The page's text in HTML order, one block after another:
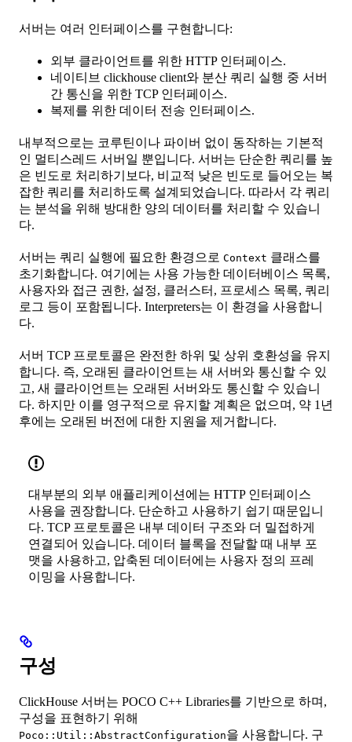
서버는 여러 인터페이스를 구현합니다:
외부 클라이언트를 위한 HTTP 인터페이스.
네이티브 clickhouse client와 분산 쿼리 실행 중 서버
간 통신을 위한 TCP 인터페이스.
복제를 위한 데이터 전송 인터페이스.
내부적으로는 코루틴이나 파이버 없이 동작하는 기본적
인 멀티스레드 서버일 뿐입니다. 서버는 단순한 쿼리를 높
은 빈도로 처리하기보다, 비교적 낮은 빈도로 들어오는 복
잡한 쿼리를 처리하도록 설계되었습니다. 따라서 각 쿼리
는 분석을 위해 방대한 양의 데이터를 처리할 수 있습니
다.
서버는 쿼리 실행에 필요한 환경으로 Context 클래스를
초기화합니다. 여기에는 사용 가능한 데이터베이스 목록,
사용자와 접근 권한, 설정, 클러스터, 프로세스 목록, 쿼리
로그 등이 포함됩니다. Interpreters는 이 환경을 사용합니
다.
서버 TCP 프로토콜은 완전한 하위 및 상위 호환성을 유지
합니다. 즉, 오래된 클라이언트는 새 서버와 통신할 수 있
고, 새 클라이언트는 오래된 서버와도 통신할 수 있습니
다. 하지만 이를 영구적으로 유지할 계획은 없으며, 약 1년
후에는 오래된 버전에 대한 지원을 제거합니다.
대부분의 외부 애플리케이션에는 HTTP 인터페이스
사용을 권장합니다. 단순하고 사용하기 쉽기 때문입니
다. TCP 프로토콜은 내부 데이터 구조와 더 밀접하게
연결되어 있습니다. 데이터 블록을 전달할 때 내부 포
맷을 사용하고, 압축된 데이터에는 사용자 정의 프레
이밍을 사용합니다.
구성
ClickHouse 서버는 POCO C++ Libraries를 기반으로 하며,
구성을 표현하기 위해
Poco::Util::AbstractConfiguration을 사용합니다. 구